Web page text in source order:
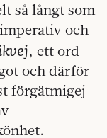
så långt som
och
, ett ord
och därför
förgätmigej